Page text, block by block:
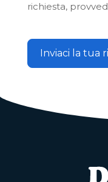
richiesta,
Inviaci la tua